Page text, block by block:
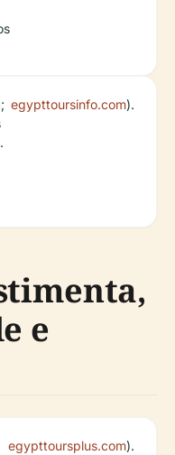
egypttoursinfo.com).
e
egypttoursplus.com).